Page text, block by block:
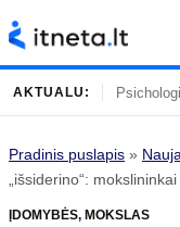
Turinys
Naujausi straipsniai
AKTUALU:
Pradinis puslapis »
„išsiderino“:
ĮDOMYBĖS, MOKSLAS